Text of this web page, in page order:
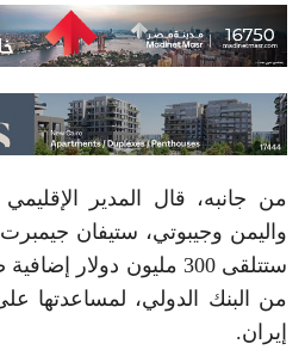
من جانبه، قال المدير
واليمن وجيبوتي، ستيفان
ستتلقى 300 مليون
من البنك الدولي، لمساعدتها
إيران.